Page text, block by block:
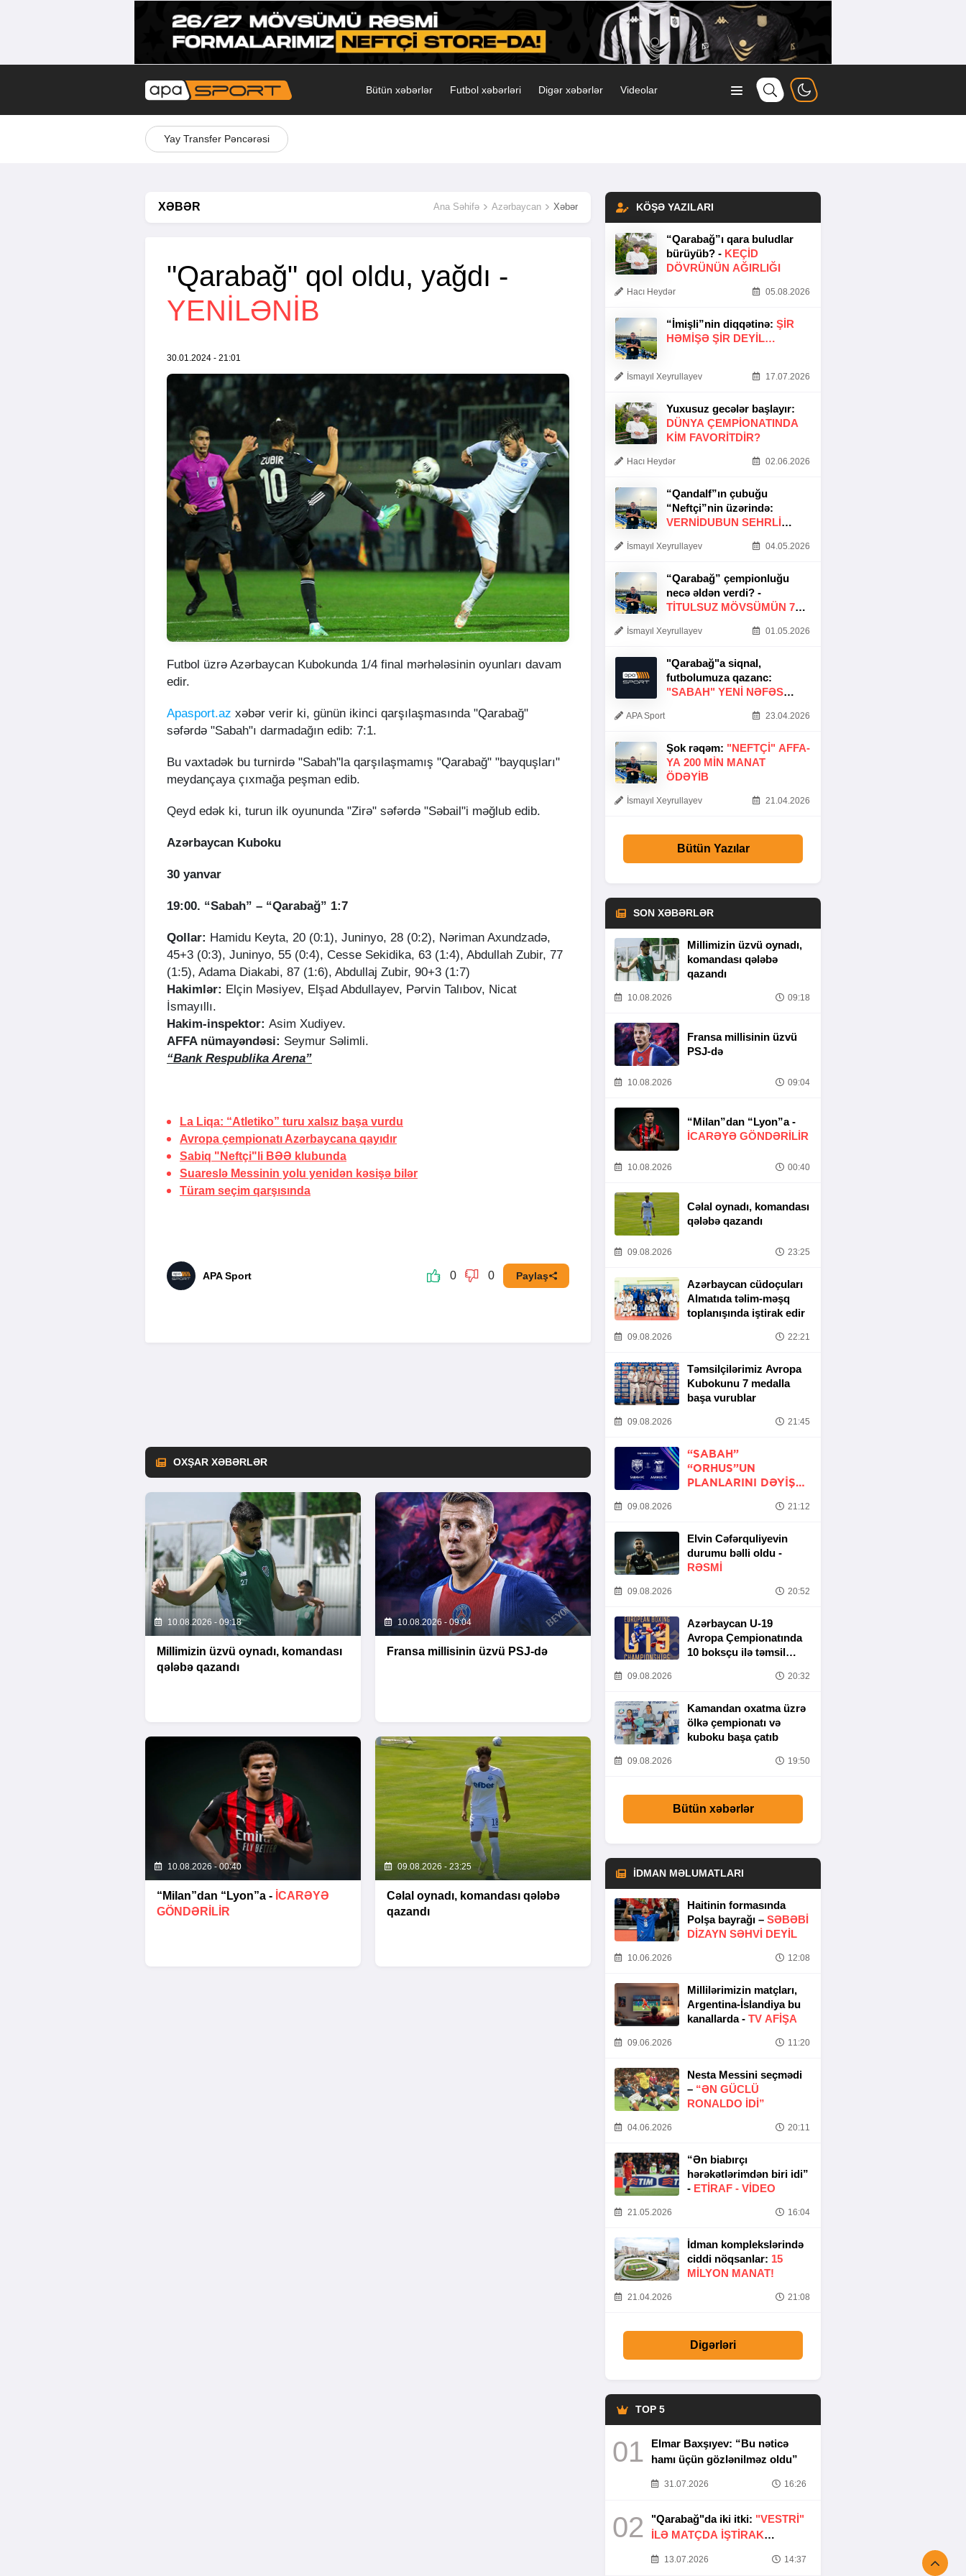
Bütün xəbərlər Futbol xəbərləri Digər xəbərlər Videolar
Yay Transfer Pəncərəsi
XƏBƏR Ana Səhifə Azərbaycan Xəbər
"Qarabağ" qol oldu, yağdı -
YENİLƏNİB
30.01.2024 - 21:01
Futbol üzrə Azərbaycan Kubokunda 1/4 final mərhələsinin oyunları davam
edir.
Apasport.az xəbər verir ki, günün ikinci qarşılaşmasında "Qarabağ"
səfərdə "Sabah"ı darmadağın edib: 7:1.
Bu vaxtadək bu turnirdə "Sabah"la qarşılaşmamış "Qarabağ" "bayquşları"
meydançaya çıxmağa peşman edib.
Qeyd edək ki, turun ilk oyununda "Zirə" səfərdə "Səbail"i məğlub edib.
Azərbaycan Kuboku
30 yanvar
19:00. “Sabah” – “Qarabağ” 1:7
Qollar: Hamidu Keyta, 20 (0:1), Juninyo, 28 (0:2), Nəriman Axundzadə,
45+3 (0:3), Juninyo, 55 (0:4), Cesse Sekidika, 63 (1:4), Abdullah Zubir, 77
(1:5), Adama Diakabi, 87 (1:6), Abdullaj Zubir, 90+3 (1:7)
Hakimlər: Elçin Məsiyev, Elşad Abdullayev, Pərvin Talıbov, Nicat
İsmayıllı.
Hakim-inspektor: Asim Xudiyev.
AFFA nümayəndəsi: Seymur Səlimli.
“Bank Respublika Arena”
La Liqa: “Atletiko” turu xalsız başa vurdu
Avropa çempionatı Azərbaycana qayıdır
Sabiq "Neftçi"li BƏƏ klubunda
Suareslə Messinin yolu yenidən kəsişə bilər
Türam seçim qarşısında
APA Sport 0 0 Paylaş
OXŞAR XƏBƏRLƏR
10.08.2026 - 09:18
Millimizin üzvü oynadı, komandası
qələbə qazandı
10.08.2026 - 09:04
Fransa millisinin üzvü PSJ-də
10.08.2026 - 00:40
“Milan”dan “Lyon”a - İCARƏYƏ
GÖNDƏRİLİR
09.08.2026 - 23:25
Cəlal oynadı, komandası qələbə
qazandı
KÖŞƏ YAZILARI
“Qarabağ”ı qara buludlar
bürüyüb? - KEÇID
DÖVRÜNÜN AĞIRLIĞI
Hacı Heydər 05.08.2026
“İmişli”nin diqqətinə: ŞIR
HƏMIŞƏ ŞIR DEYIL…
İsmayıl Xeyrullayev 17.07.2026
Yuxusuz gecələr başlayır:
DÜNYA ÇEMPIONATINDA
KIM FAVORITDIR?
Hacı Heydər 02.06.2026
“Qandalf”ın çubuğu
“Neftçi”nin üzərində:
VERNİDUBUN SEHRLİ
İsmayıl Xeyrullayev 04.05.2026
“Qarabağ” çempionluğu
necə əldən verdi? -
TITULSUZ MÖVSÜMÜN 7
İsmayıl Xeyrullayev 01.05.2026
"Qarabağ"a siqnal,
futbolumuza qazanc:
"SABAH" YENI NƏFƏS
APA Sport 23.04.2026
Şok rəqəm: "NEFTÇI" AFFA-
YA 200 MIN MANAT
ÖDƏYIB
İsmayıl Xeyrullayev 21.04.2026
Bütün Yazılar
SON XƏBƏRLƏR
Millimizin üzvü oynadı,
komandası qələbə
qazandı
10.08.2026 09:18
Fransa millisinin üzvü
PSJ-də
10.08.2026 09:04
“Milan”dan “Lyon”a -
İCARƏYƏ GÖNDƏRİLİR
10.08.2026 00:40
Cəlal oynadı, komandası
qələbə qazandı
09.08.2026 23:25
Azərbaycan cüdoçuları
Almatıda təlim-məşq
toplanışında iştirak edir
09.08.2026 22:21
Təmsilçilərimiz Avropa
Kubokunu 7 medalla
başa vurublar
09.08.2026 21:45
“SABAH”
“ORHUS”UN
PLANLARINI DƏYIŞDI
09.08.2026 21:12
Elvin Cəfərquliyevin
durumu bəlli oldu -
RƏSMİ
09.08.2026 20:52
Azərbaycan U-19
Avropa Çempionatında
10 boksçu ilə təmsil
09.08.2026 20:32
Kamandan oxatma üzrə
ölkə çempionatı və
kuboku başa çatıb
09.08.2026 19:50
Bütün xəbərlər
İDMAN MƏLUMATLARI
Haitinin formasında
Polşa bayrağı – SƏBƏBI
DIZAYN SƏHVI DEYIL
10.06.2026 12:08
Millilərimizin matçları,
Argentina-İslandiya bu
kanallarda - TV AFİŞA
09.06.2026 11:20
Nesta Messini seçmədi
– “ƏN GÜCLÜ
RONALDO IDI”
04.06.2026 20:11
“Ən biabırçı
hərəkətlərimdən biri idi”
- ETIRAF - VİDEO
21.05.2026 16:04
İdman komplekslərində
ciddi nöqsanlar: 15
MILYON MANAT!
21.04.2026 21:08
Digərləri
TOP 5
01
Elmar Baxşıyev: “Bu nəticə
hamı üçün gözlənilməz oldu”
31.07.2026 16:26
02 "Qarabağ"da iki itki: "VESTRİ"
İLƏ MATÇDA İŞTİRAK
13.07.2026 14:37